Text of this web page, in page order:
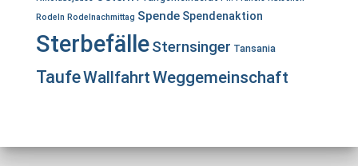
Rodeln Rodelnachmittag Spende Spendenaktion
SterbefälleSternsinger Tansania
TaufeWallfahrtWeggemeinschaft